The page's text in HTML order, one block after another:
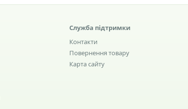
Служба підтримки
Контакти
Повернення товару
Карта сайту